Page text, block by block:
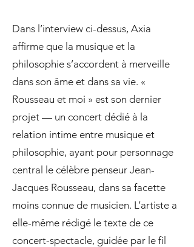
Dans l’interview ci-dessus, Axia
affirme que la musique et la
philosophie s’accordent à merveille
dans son âme et dans sa vie. «
Rousseau et moi » est son dernier
projet — un concert dédié à la
relation intime entre musique et
philosophie, ayant pour personnage
central le célèbre penseur Jean-
Jacques Rousseau, dans sa facette
moins connue de musicien. L’artiste a
elle-même rédigé le texte de ce
concert-spectacle, guidée par le fil